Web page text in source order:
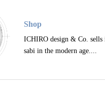
Shop
ICHIRO design & Co. sells
sabi in the modern age....